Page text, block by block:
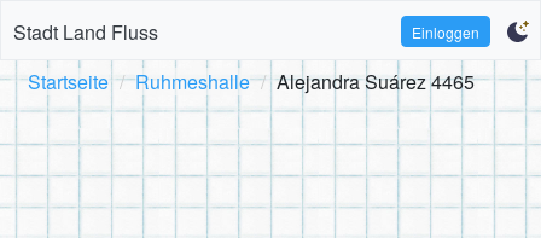
Stadt Land Fluss Einloggen
Startseite Ruhmeshalle Alejandra Suárez 4465